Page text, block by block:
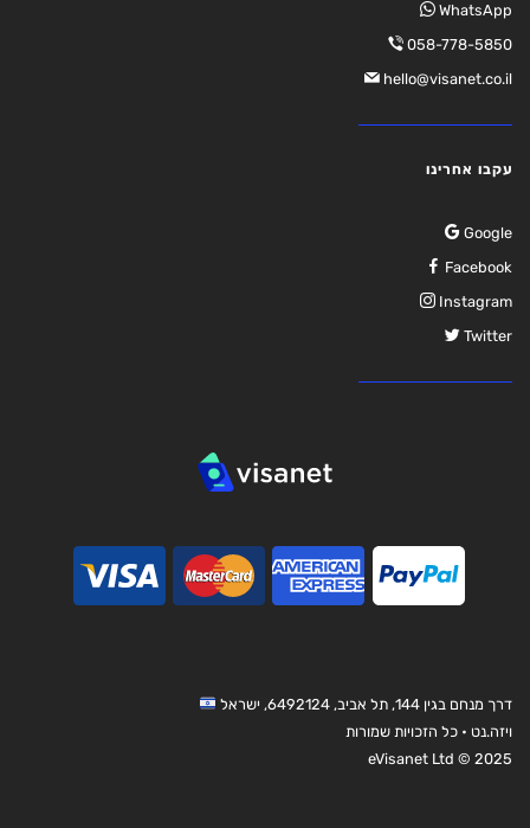
WhatsApp
058-778-5850
hello@visanet.co.il
עקבו אחרינו
Google
Facebook
Instagram
Twitter
דרך מנחם בגין 144, תל אביב, 6492124, ישראל
ויזה.נט • כל הזכויות שמורות
eVisanet Ltd © 2025